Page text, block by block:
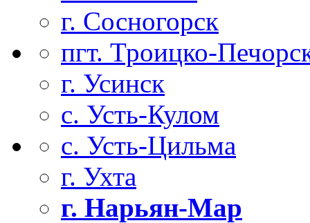
г. Сосногорск
пгт. Троицко-
г. Усинск
с. Усть-Кулом
с. Усть-Цильма
г. Ухта
г. Нарьян-Мар